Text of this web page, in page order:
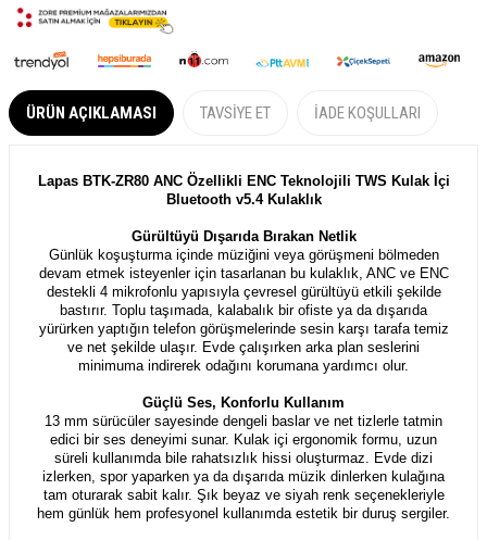
ÜRÜN AÇIKLAMASI TAVSIYE ET İADE KOŞULLARI
Lapas BTK-ZR80 ANC Özellikli ENC Teknolojili TWS Kulak İçi
Bluetooth v5.4 Kulaklık
Gürültüyü Dışarıda Bırakan Netlik
Günlük koşuşturma içinde müziğini veya görüşmeni bölmeden
devam etmek isteyenler için tasarlanan bu kulaklık, ANC ve ENC
destekli 4 mikrofonlu yapısıyla çevresel gürültüyü etkili şekilde
bastırır. Toplu taşımada, kalabalık bir ofiste ya da dışarıda
yürürken yaptığın telefon görüşmelerinde sesin karşı tarafa temiz
ve net şekilde ulaşır. Evde çalışırken arka plan seslerini
minimuma indirerek odağını korumana yardımcı olur.
Güçlü Ses, Konforlu Kullanım
13 mm sürücüler sayesinde dengeli baslar ve net tizlerle tatmin
edici bir ses deneyimi sunar. Kulak içi ergonomik formu, uzun
süreli kullanımda bile rahatsızlık hissi oluşturmaz. Evde dizi
izlerken, spor yaparken ya da dışarıda müzik dinlerken kulağına
tam oturarak sabit kalır. Şık beyaz ve siyah renk seçenekleriyle
hem günlük hem profesyonel kullanımda estetik bir duruş sergiler.